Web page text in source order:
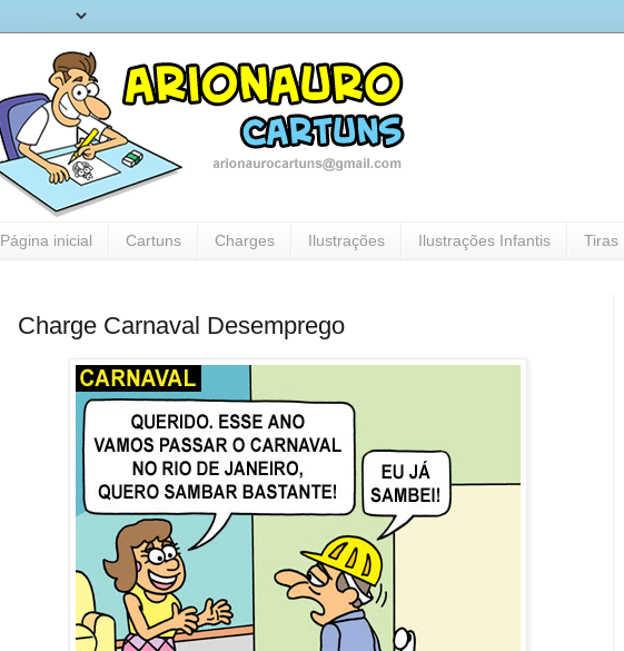
Página inicial Cartuns Charges Ilustrações Ilustrações Infantis Tiras
Charge Carnaval Desemprego